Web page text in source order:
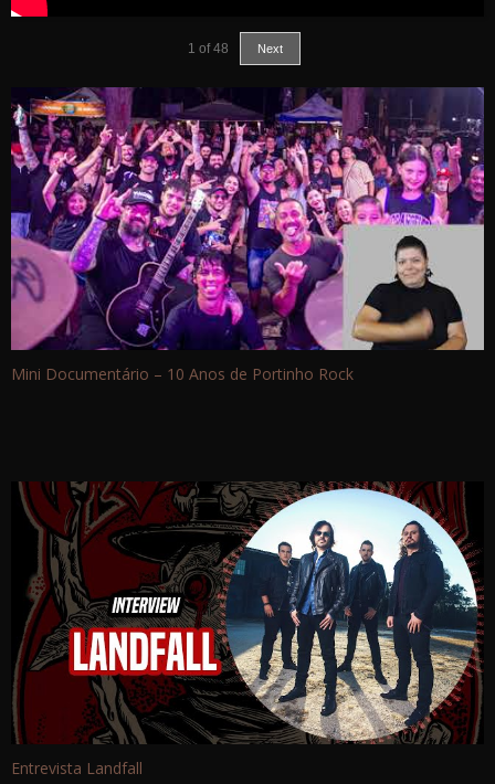
1 of 48 Next
Mini Documentário – 10 Anos de Portinho Rock
Entrevista Landfall